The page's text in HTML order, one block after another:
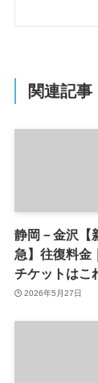
関連記事
静岡－金沢【
急】往復料金
チケットはこ
2026年5月27日